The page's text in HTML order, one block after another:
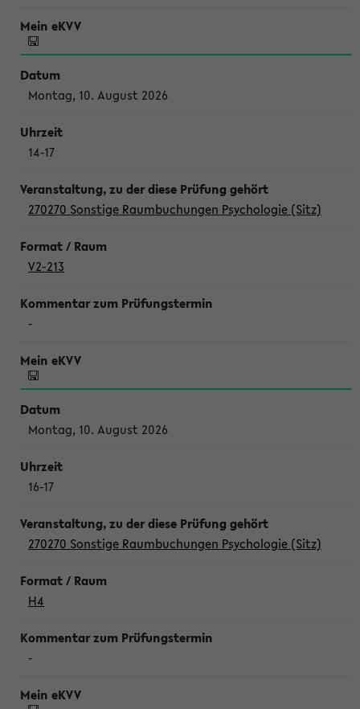
Montag, 10. August 2026
14-17
270270 Sonstige Raumbuchungen Psychologie (Sitz)
V2-213
-
Montag, 10. August 2026
16-17
270270 Sonstige Raumbuchungen Psychologie (Sitz)
H4
-